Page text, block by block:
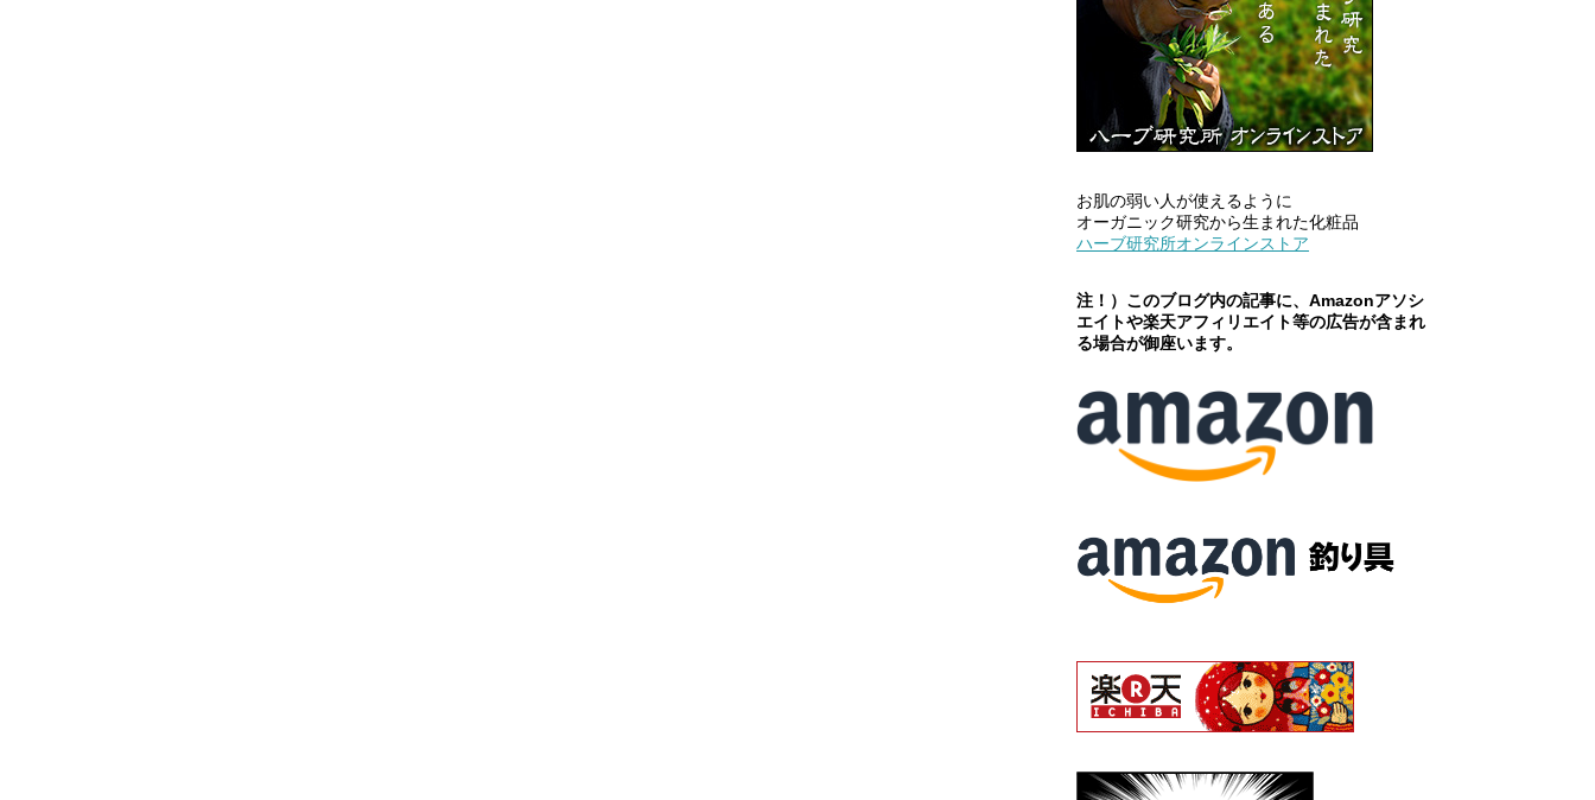
お肌の弱い人が使えるように
オーガニック研究から生まれた化粧品
ハーブ研究所オンラインストア
注！）このブログ内の記事に、Amazonアソシ
エイトや楽天アフィリエイト等の広告が含まれ
る場合が御座います。